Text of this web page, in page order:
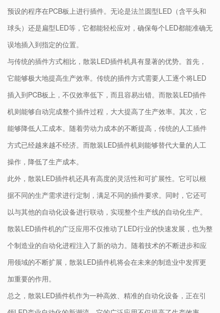
预设的程序在PCB板上进行插件。无论是法兰圆型LED（含平头和
球头）还是扁型LED等，它都能轻松应对，确保每个LED都能准确无
误地插入到指定的位置。
与传统的插件方式相比，散装LED插件机具有显著的优势。首先，
它能够极大地提高生产效率。传统的插件方式需要人工逐个将LED
插入到PCB板上，不仅效率低下，而且容易出错。而散装LED插件
机则能够自动完成整个插件过程，大大提高了生产效率。其次，它
能够降低人工成本。随着劳动力成本的不断提高，传统的人工插件
方式已经越来越不经济。而散装LED插件机则能够替代大量的人工
操作，降低了生产成本。
此外，散装LED插件机还具有高度的灵活性和可扩展性。它可以根
据不同的生产需求进行定制，满足不同的插件要求。同时，它还可
以与其他的自动化设备进行联动，实现整个生产线的自动化生产。
散装LED插件机的广泛应用不仅推动了LED行业的快速发展，也为整
个制造业的自动化进程注入了新的动力。随着技术的不断进步和应
用领域的不断扩展，散装LED插件机将会在未来的制造业中发挥更
加重要的作用。
总之，散装LED插件机作为一种高效、精准的自动化设备，正在引